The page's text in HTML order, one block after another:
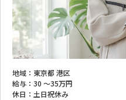
地域： 東京都 港区
給与： 30 ～35万円
休日： 土日祝休み